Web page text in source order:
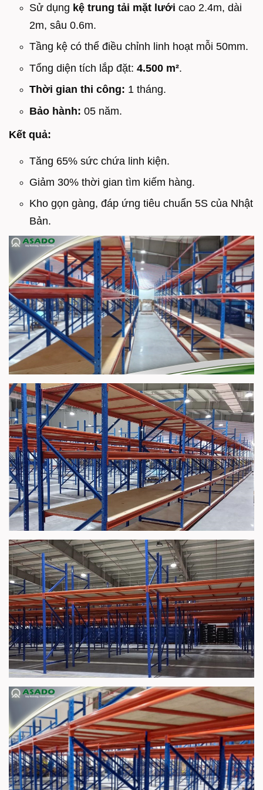
Sử dụng kệ trung tải mặt lưới cao 2.4m, dài
2m, sâu 0.6m.
Tầng kệ có thể điều chỉnh linh hoạt mỗi 50mm.
Tổng diện tích lắp đặt: 4.500 m².
Thời gian thi công: 1 tháng.
Bảo hành: 05 năm.
Kết quả:
Tăng 65% sức chứa linh kiện.
Giảm 30% thời gian tìm kiếm hàng.
Kho gọn gàng, đáp ứng tiêu chuẩn 5S của Nhật
Bản.